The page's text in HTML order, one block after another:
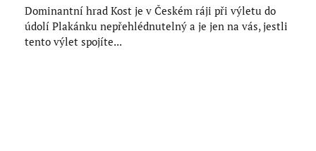
Dominantní hrad Kost je v Českém ráji při výletu do
údolí Plakánku nepřehlédnutelný a je jen na vás, jestli
tento výlet spojíte...